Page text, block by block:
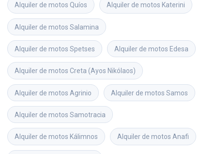
Alquiler de motos Quíos Alquiler de motos Katerini
Alquiler de motos Salamina
Alquiler de motos Spetses Alquiler de motos Edesa
Alquiler de motos Creta (Ayos Nikólaos)
Alquiler de motos Agrinio Alquiler de motos Samos
Alquiler de motos Samotracia
Alquiler de motos Kálimnos Alquiler de motos Anafi